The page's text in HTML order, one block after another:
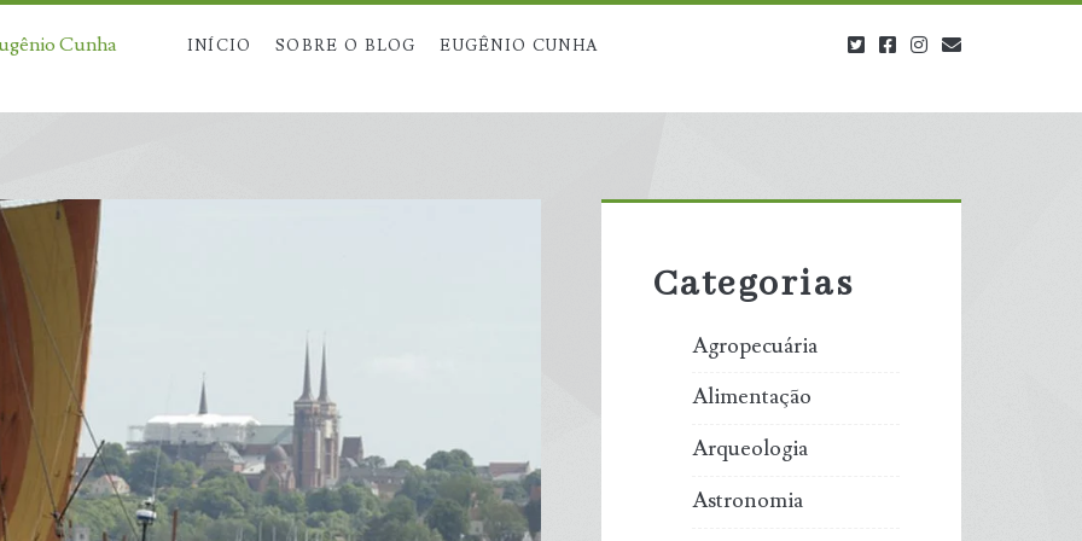
Cunha INÍCIO SOBRE O BLOG EUGÊNIO CUNHA twitterfacebookinstagram
Sidebar
Categorias
Agropecuária
Alimentação
Arqueologia
Astronomia